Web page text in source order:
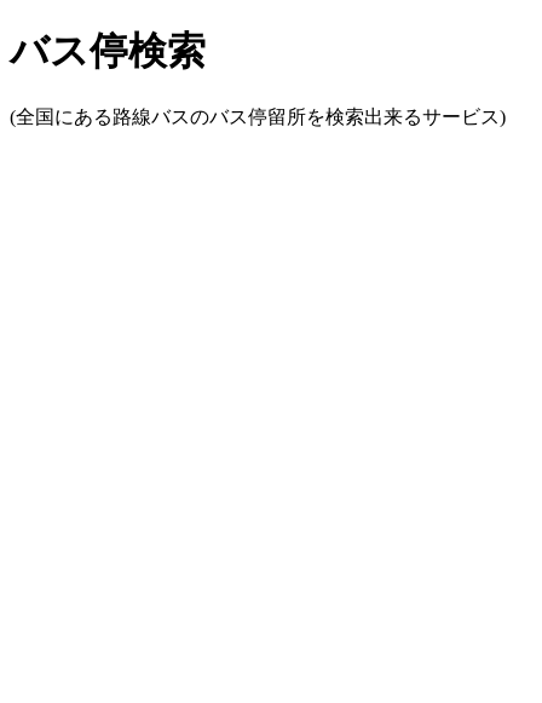
バス停検索
(全国にある路線バスのバス停留所を検索出来るサービス)